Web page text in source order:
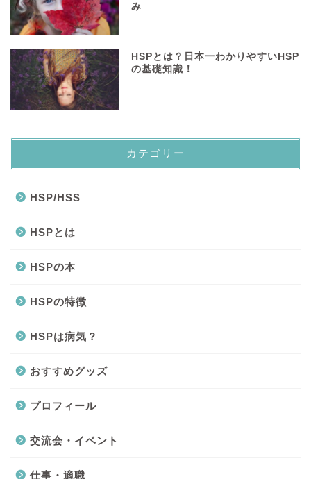
み
HSPとは？日本一わかりやすいHSP
の基礎知識！
カテゴリー
HSP/HSS
HSPとは
HSPの本
HSPの特徴
HSPは病気？
おすすめグッズ
プロフィール
交流会・イベント
仕事・適職